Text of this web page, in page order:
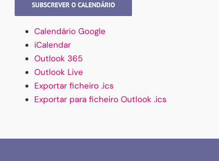
SUBSCREVER O CALENDÁRIO
Calendário Google
iCalendar
Outlook 365
Outlook Live
Exportar ficheiro .ics
Exportar para ficheiro Outlook .ics